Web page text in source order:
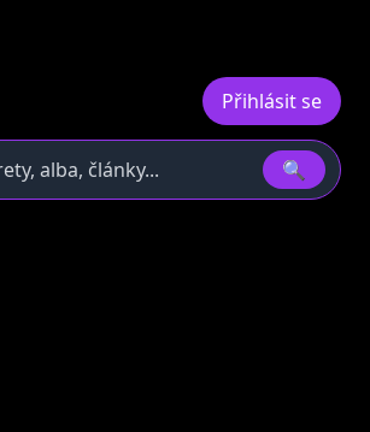
Přihlásit se
🔍